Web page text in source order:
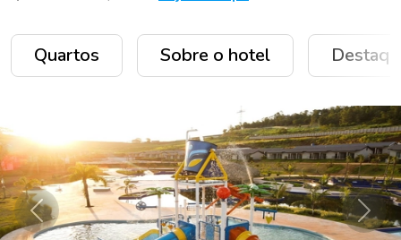
Quartos Sobre o hotel
Anterior